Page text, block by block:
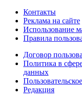
Контакты
Реклама на сайте
Использование
Правила
Договор
Политика в
данных
Редакция